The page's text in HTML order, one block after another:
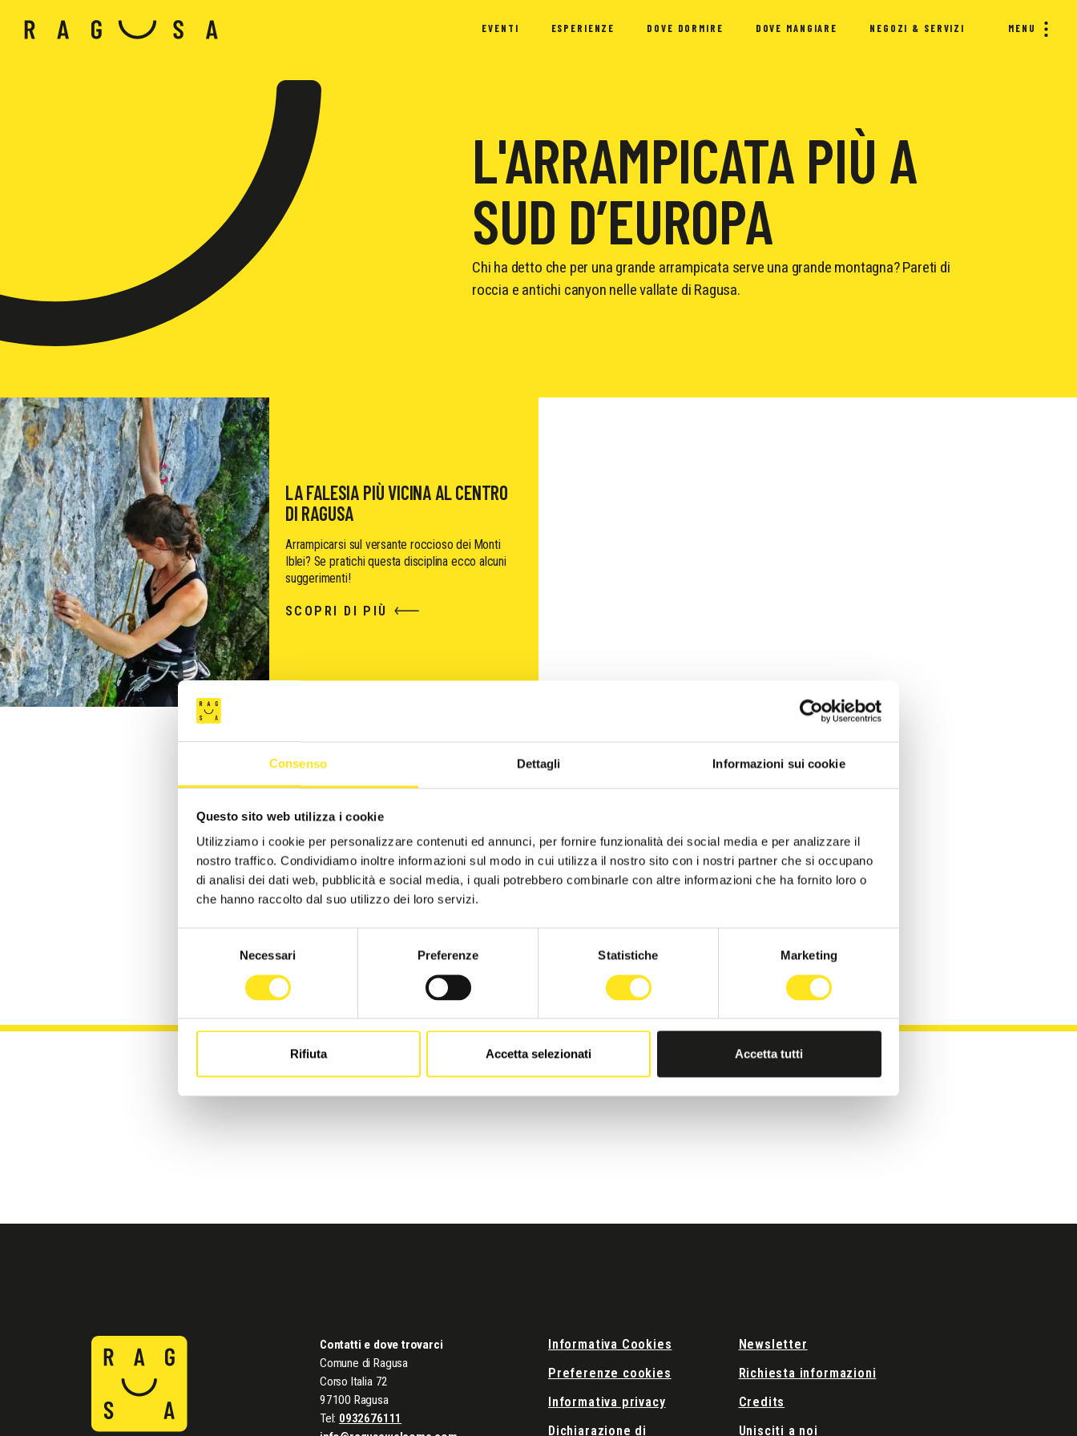
Consenso Dettagli Informazioni sui cookie
Questo sito web utilizza i cookie
Utilizziamo i cookie per personalizzare contenuti ed annunci, per fornire funzionalità dei social media e per analizzare il
nostro traffico. Condividiamo inoltre informazioni sul modo in cui utilizza il nostro sito con i nostri partner che si occupano
di analisi dei dati web, pubblicità e social media, i quali potrebbero combinarle con altre informazioni che ha fornito loro o
che hanno raccolto dal suo utilizzo dei loro servizi.
Necessari Preferenze Statistiche Marketing
Rifiuta Accetta selezionati Accetta tutti
EVENTI ESPERIENZE DOVE DORMIRE DOVE MANGIARE NEGOZI & SERVIZI MENU
L'ARRAMPICATA PIÙ A
SUD D’EUROPA
Chi ha detto che per una grande arrampicata serve una grande montagna? Pareti di
roccia e antichi canyon nelle vallate di Ragusa.
LA FALESIA PIÙ VICINA AL CENTRO
DI RAGUSA
Arrampicarsi sul versante roccioso dei Monti
Iblei? Se pratichi questa disciplina ecco alcuni
suggerimenti!
SCOPRI DI PIÙ
RIMANI CON NOI
Un solo click per avvicinarsi a noi!
Contatti e dove trovarci
Comune di Ragusa
Corso Italia 72
97100 Ragusa
Tel: 0932676111
Informativa Cookies
Preferenze cookies
Informativa privacy
Dichiarazione di
Newsletter
Richiesta informazioni
Credits
Unisciti a noi